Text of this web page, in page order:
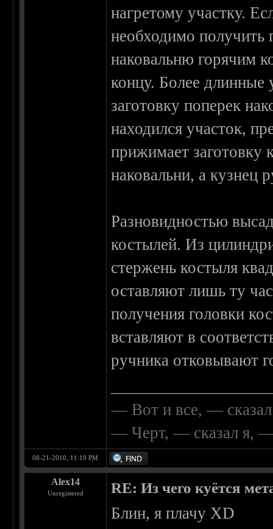
нагретому участку.
необходимо получить
наковальню горячим
концу. Более длинные
заготовку поперек
находился участок,
прижимает заготовку
наковальни, а кузнец
Разновидностью
костылей. Из
стержень костыля
оставляют лишь ту
получения головки
вставляют в
ручника отковывают
— Вот и все, —
— Черт, — сказал я, —
08-21-2010, 11:19 PM
Alex14
Unregistered RE: Из чего куётся
Блин, я плачу XD